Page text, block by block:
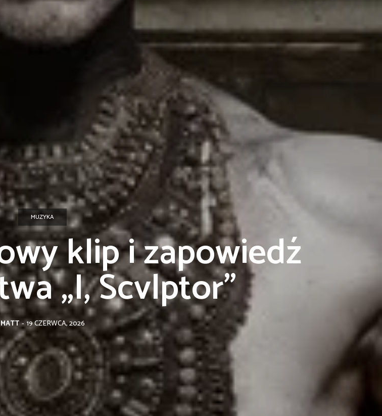
MUZYKA
klip i zapowiedź
„I, Scvlptor”
MATT - 19 CZERWCA, 2026